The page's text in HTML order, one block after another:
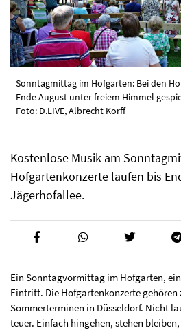
Sonntagmittag im Hofgarten: Bei den
Ende August unter freiem Himmel
Foto: D.LIVE, Albrecht Korff
Kostenlose Musik am
Hofgartenkonzerte laufen bis
Jägerhofallee.
Ein Sonntagvormittag im Hofgarten,
Eintritt. Die Hofgartenkonzerte gehören
Sommerterminen in Düsseldorf. Nicht
teuer. Einfach hingehen, stehen